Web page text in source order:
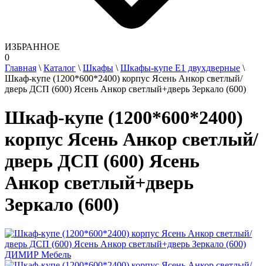
ИЗБРАННОЕ
0
Главная \ Каталог \ Шкафы \ Шкафы-купе Е1 двухдверные \
Шкаф-купе (1200*600*2400) корпус Ясень Анкор светлый/
дверь ДСП (600) Ясень Анкор светлый+дверь Зеркало (600)
Шкаф-купе (1200*600*2400)
корпус Ясень Анкор светлый/
дверь ДСП (600) Ясень
Анкор светлый+дверь
Зеркало (600)